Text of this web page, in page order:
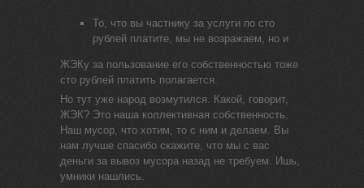
То, что вы частнику за услуги по сто
рублей платите, мы не возражаем, но и
ЖЭКу за пользование его собственностью тоже
сто рублей платить полагается.
Но тут уже народ возмутился. Какой, говорит,
ЖЭК? Это наша коллективная собственность.
Наш мусор, что хотим, то с ним и делаем. Вы
нам лучше спасибо скажите, что мы с вас
деньги за вывоз мусора назад не требуем. Ишь,
умники нашлись.